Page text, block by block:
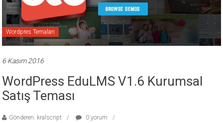
ücretli
temalar,
wordpress
temaları,
theme
download
sitesi.
Wordpres Temaları
6 Kasım 2016
WordPress EduLMS V1.6 Kurumsal
Satış Teması
Gönderen: kralscript
0 yorum